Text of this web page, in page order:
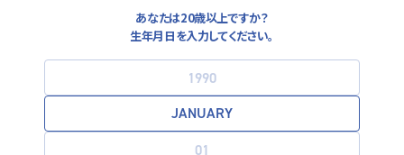
あなたは20歳以上ですか？
生年月日を入力してください。
プライバシーポリシー
利用規約
FOLLOW US ON
お酒は20歳になってから。飲酒運転は法律で禁止されています。